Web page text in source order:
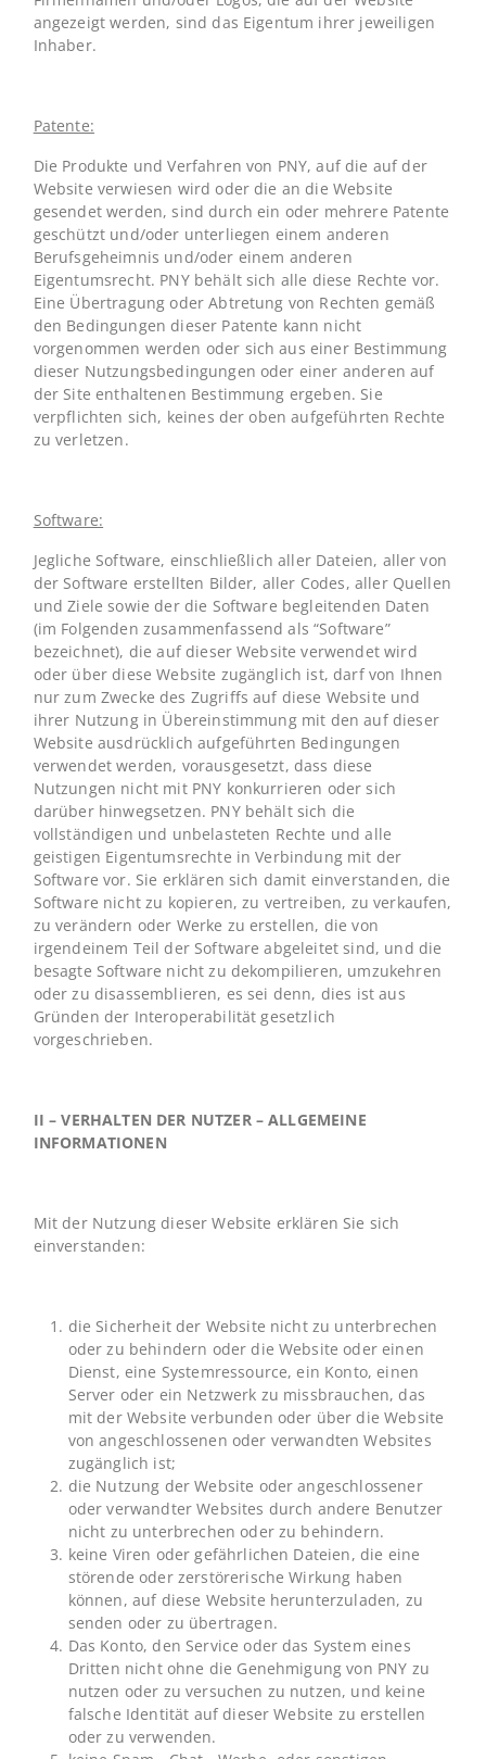
angezeigt werden, sind das Eigentum ihrer jeweiligen
Inhaber.
Patente:
Die Produkte und Verfahren von PNY, auf die auf der
Website verwiesen wird oder die an die Website
gesendet werden, sind durch ein oder mehrere Patente
geschützt und/oder unterliegen einem anderen
Berufsgeheimnis und/oder einem anderen
Eigentumsrecht. PNY behält sich alle diese Rechte vor.
Eine Übertragung oder Abtretung von Rechten gemäß
den Bedingungen dieser Patente kann nicht
vorgenommen werden oder sich aus einer Bestimmung
dieser Nutzungsbedingungen oder einer anderen auf
der Site enthaltenen Bestimmung ergeben. Sie
verpflichten sich, keines der oben aufgeführten Rechte
zu verletzen.
Software:
Jegliche Software, einschließlich aller Dateien, aller von
der Software erstellten Bilder, aller Codes, aller Quellen
und Ziele sowie der die Software begleitenden Daten
(im Folgenden zusammenfassend als “Software”
bezeichnet), die auf dieser Website verwendet wird
oder über diese Website zugänglich ist, darf von Ihnen
nur zum Zwecke des Zugriffs auf diese Website und
ihrer Nutzung in Übereinstimmung mit den auf dieser
Website ausdrücklich aufgeführten Bedingungen
verwendet werden, vorausgesetzt, dass diese
Nutzungen nicht mit PNY konkurrieren oder sich
darüber hinwegsetzen. PNY behält sich die
vollständigen und unbelasteten Rechte und alle
geistigen Eigentumsrechte in Verbindung mit der
Software vor. Sie erklären sich damit einverstanden, die
Software nicht zu kopieren, zu vertreiben, zu verkaufen,
zu verändern oder Werke zu erstellen, die von
irgendeinem Teil der Software abgeleitet sind, und die
besagte Software nicht zu dekompilieren, umzukehren
oder zu disassemblieren, es sei denn, dies ist aus
Gründen der Interoperabilität gesetzlich
vorgeschrieben.
II – VERHALTEN DER NUTZER – ALLGEMEINE
INFORMATIONEN
Mit der Nutzung dieser Website erklären Sie sich
einverstanden:
die Sicherheit der Website nicht zu unterbrechen
oder zu behindern oder die Website oder einen
Dienst, eine Systemressource, ein Konto, einen
Server oder ein Netzwerk zu missbrauchen, das
mit der Website verbunden oder über die Website
von angeschlossenen oder verwandten Websites
zugänglich ist;
die Nutzung der Website oder angeschlossener
oder verwandter Websites durch andere Benutzer
nicht zu unterbrechen oder zu behindern.
keine Viren oder gefährlichen Dateien, die eine
störende oder zerstörerische Wirkung haben
können, auf diese Website herunterzuladen, zu
senden oder zu übertragen.
Das Konto, den Service oder das System eines
Dritten nicht ohne die Genehmigung von PNY zu
nutzen oder zu versuchen zu nutzen, und keine
falsche Identität auf dieser Website zu erstellen
oder zu verwenden.